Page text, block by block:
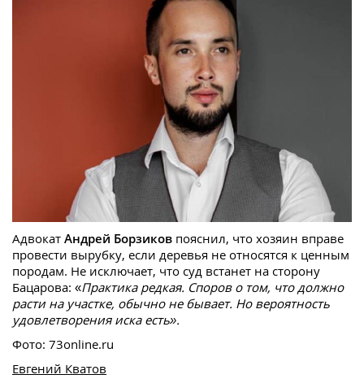
Адвокат Андрей Борзиков пояснил, что хозяин вправе
провести вырубку, если деревья не относятся к ценным
породам. Не исключает, что суд встанет на сторону
Бацарова: «Практика редкая. Споров о том, что должно
расти на участке, обычно не бывает. Но вероятность
удовлетворения иска есть».
Фото: 73online.ru
Евгений Кватов